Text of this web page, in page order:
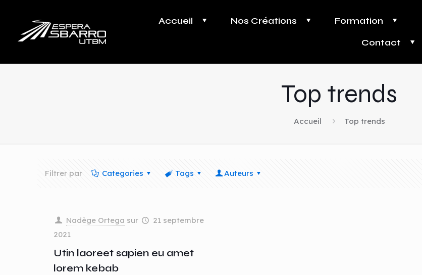
Accueil Nos Créations Formation
Contact
Top trends
Accueil Top trends
Filtrer par Categories Tags Auteurs
Nadège Ortega sur
21 septembre
2021
Utin laoreet sapien eu amet
lorem kebab